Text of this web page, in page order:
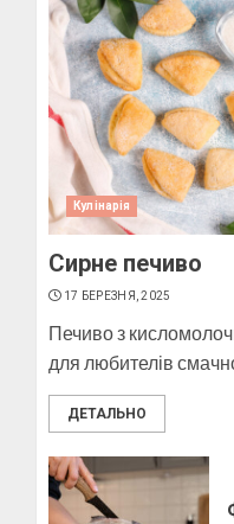
2
Кулінарія
Сирне печиво
17 БЕРЕЗНЯ, 2025
Печиво з
для любителів
ДЕТАЛЬНО